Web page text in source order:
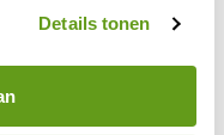
Details tonen
boek je droomreis!